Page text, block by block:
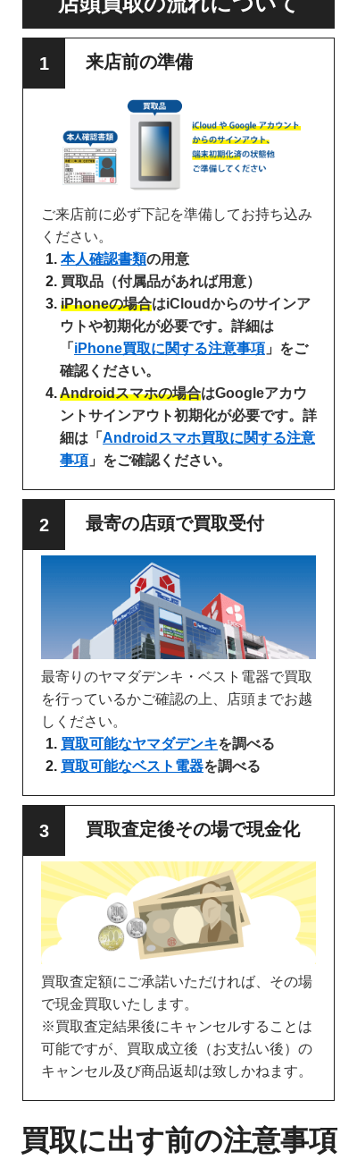
来店前の準備
ご来店前に必ず下記を準備してお持ち込み
ください。
本人確認書類の用意
買取品（付属品があれば用意）
iPhoneの場合はiCloudからのサインア
ウトや初期化が必要です。詳細は
「 iPhone買取に関する注意事項 」をご
確認ください。
Androidスマホの場合はGoogleアカウ
ントサインアウト初期化が必要です。詳
細は「 Androidスマホ買取に関する注意
事項 」をご確認ください。
最寄の店頭で買取受付
最寄りのヤマダデンキ・ベスト電器で買取
を行っているかご確認の上、店頭までお越
しください。
買取可能なヤマダデンキを調べる
買取可能なベスト電器を調べる
買取査定後その場で現金化
買取査定額にご承諾いただければ、その場
で現金買取いたします。
※買取査定結果後にキャンセルすることは
可能ですが、買取成立後（お支払い後）の
キャンセル及び商品返却は致しかねます。
買取に出す前の注意事項